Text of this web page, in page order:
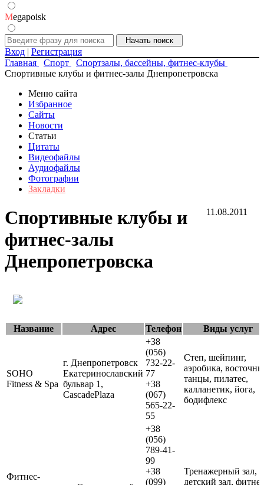
Megapoisk
Вход | Регистрация
Главная
Спорт
Спортзалы, бассейны, фитнес-клубы
Спортивные клубы и фитнес-залы Днепропетровска
Меню сайта
Избранное
Сайты
Новости
Статьи
Цитаты
Видеофайлы
Аудиофайлы
Фотографии
Закладки
11.08.2011
Спортивные клубы и
фитнес-залы
Днепропетровска
Название Адрес Телефон Виды услуг
SOHO
Fitness & Spa
г. Днепропетровск
Екатеринославский
бульвар 1,
CascadePlaza
+38
(056)
732-22-
77
+38
(067)
565-22-
55
Степ, шейпинг,
аэробика,
танцы, пилатес,
калланетик, йога,
бодифлекс
Фитнес-
+38
(056)
789-41-
99
+38
(099)
Тренажерный зал,
детский зал,